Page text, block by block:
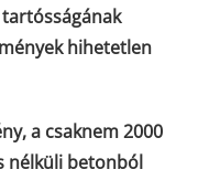
hihetetlen
a csaknem 2000
nélküli betonból